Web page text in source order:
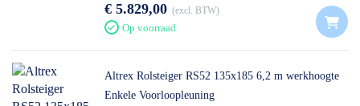
€ 5.829,00 excl. BTW
Op voorraad
Altrex Rolsteiger RS52 135x185 6,2 m werkhoogte
Enkele Voorloopleuning